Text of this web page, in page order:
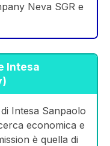
Neva SGR e
Intesa
Intesa Sanpaolo
economica e
è quella di